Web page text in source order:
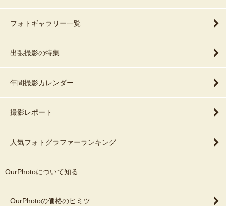
フォトギャラリー一覧
出張撮影の特集
年間撮影カレンダー
撮影レポート
人気フォトグラファーランキング
OurPhotoについて知る
OurPhotoの価格のヒミツ